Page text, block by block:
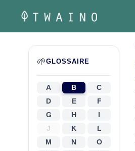
🌱GLOSSAIRE
A B
C
D
E
F
G
H
I
J
K
L
M
N
O